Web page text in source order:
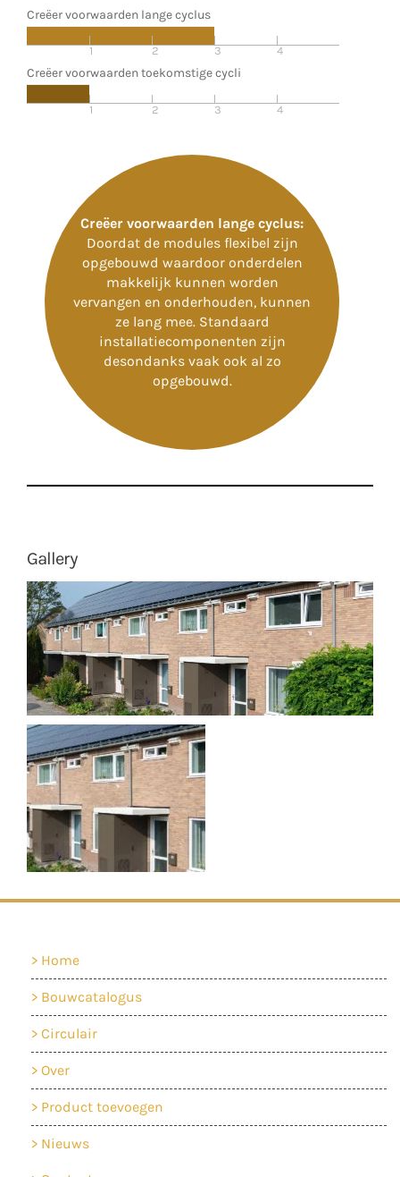
Creëer voorwaarden lange cyclus
1 2 3 4
Creëer voorwaarden toekomstige cycli
1 2 3 4
Creëer voorwaarden lange cyclus:
Doordat de modules flexibel zijn
opgebouwd waardoor onderdelen
makkelijk kunnen worden
vervangen en onderhouden, kunnen
ze lang mee. Standaard
installatiecomponenten zijn
desondanks vaak ook al zo
opgebouwd.
Gallery
Home
Bouwcatalogus
Circulair
Over
Product toevoegen
Nieuws